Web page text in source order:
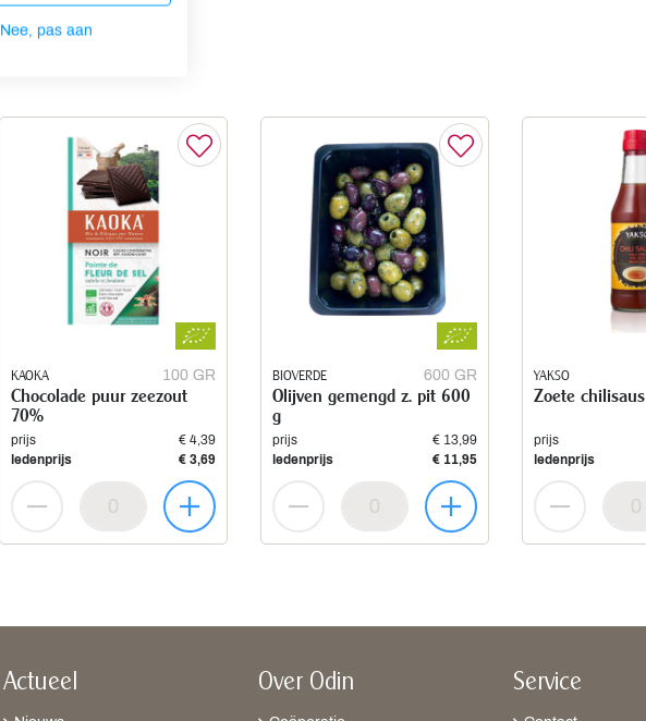
KAOKA 100 GR
Chocolade puur zeezout
70%
prijs
€ 4,39
ledenprijs
€ 3,69
BIOVERDE 600 GR
Olijven gemengd z. pit 600
g
prijs
€ 13,99
ledenprijs
€ 11,95
YAKSO
Zoete chilisaus
prijs
ledenprijs
Actueel Over Odin Service
Nee, pas aan